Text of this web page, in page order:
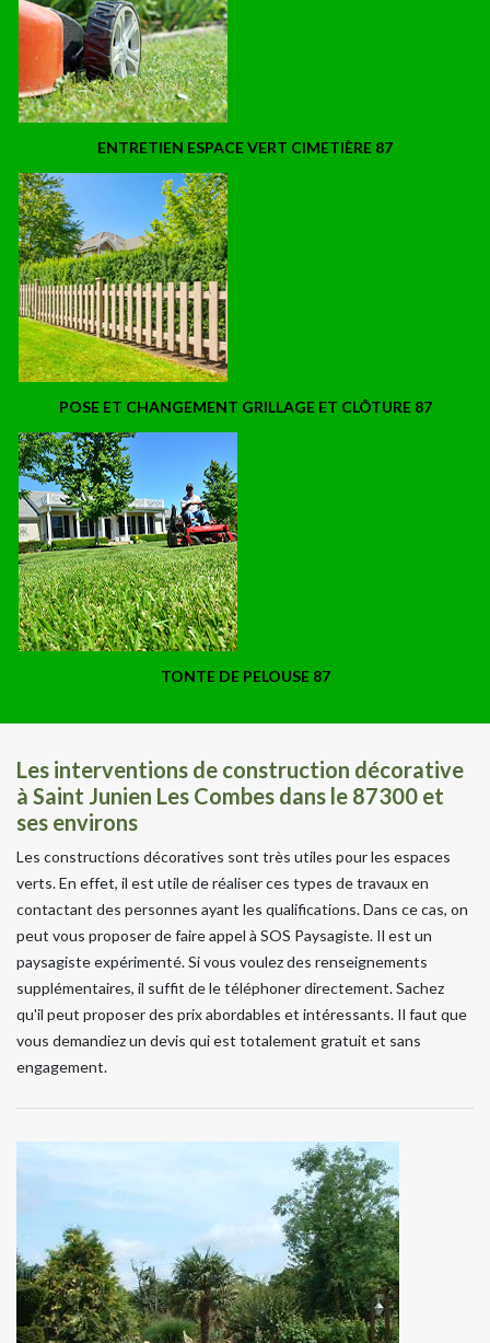
ENTRETIEN ESPACE VERT CIMETIÈRE 87
POSE ET CHANGEMENT GRILLAGE ET CLÔTURE 87
TONTE DE PELOUSE 87
Les interventions de construction décorative
à Saint Junien Les Combes dans le 87300 et
ses environs
Les constructions décoratives sont très utiles pour les espaces
verts. En effet, il est utile de réaliser ces types de travaux en
contactant des personnes ayant les qualifications. Dans ce cas, on
peut vous proposer de faire appel à SOS Paysagiste. Il est un
paysagiste expérimenté. Si vous voulez des renseignements
supplémentaires, il suffit de le téléphoner directement. Sachez
qu'il peut proposer des prix abordables et intéressants. Il faut que
vous demandiez un devis qui est totalement gratuit et sans
engagement.